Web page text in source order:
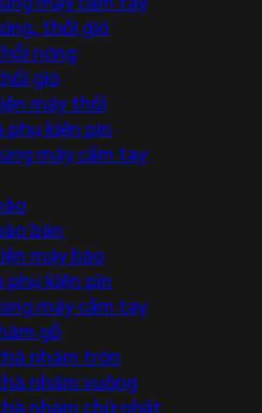
thổi gió
nóng
gió
máy thổi
phụ kiện pin
máy cầm tay
bàn
máy bào
phụ kiện pin
máy cầm tay
gỗ
nhám tròn
nhám vuông
nhám chữ nhật